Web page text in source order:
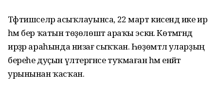
Тәфтишселәр асыҡлауынса, 22 март кисендә ике ир
һәм бер ҡатын төҙөлөштә араҡы эскән. Көтмәгәндә
ирҙәр араһында низағ сыҡҡан. Һөҙөмтәлә уларҙың
береһе дуҫын үлтергәнсе туҡмаған һәм енәйәт
урынынан ҡасҡан.